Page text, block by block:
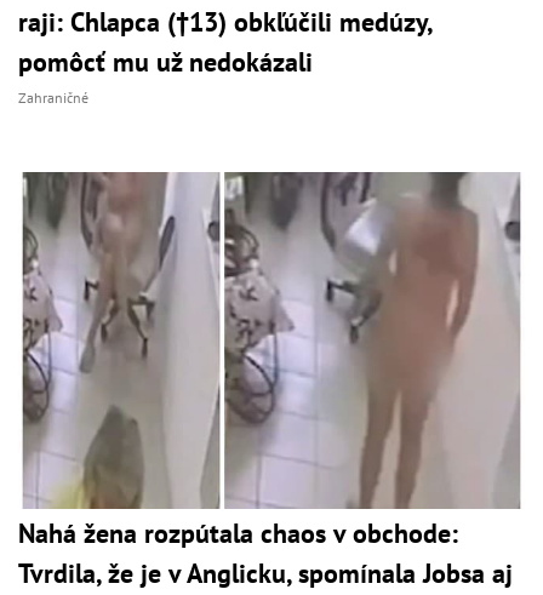
raji: Chlapca (†13) obkľúčili medúzy,
pomôcť mu už nedokázali
Zahraničné
Nahá žena rozpútala chaos v obchode:
Tvrdila, že je v Anglicku, spomínala Jobsa aj